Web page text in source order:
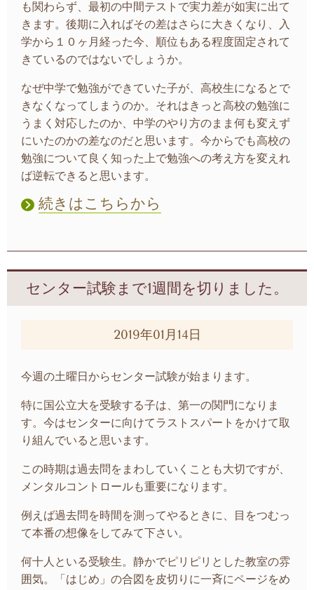
も関わらず、最初の中間テストで実力差が如実に出て
きます。後期に入ればその差はさらに大きくなり、入
学から１０ヶ月経った今、順位もある程度固定されて
きているのではないでしょうか。
なぜ中学で勉強ができていた子が、高校生になるとで
きなくなってしまうのか。それはきっと高校の勉強に
うまく対応したのか、中学のやり方のまま何も変えず
にいたのかの差なのだと思います。今からでも高校の
勉強について良く知った上で勉強への考え方を変えれ
ば逆転できると思います。
続きはこちらから
センター試験まで1週間を切りました。
2019年01月14日
今週の土曜日からセンター試験が始まります。
特に国公立大を受験する子は、第一の関門になりま
す。今はセンターに向けてラストスパートをかけて取
り組んでいると思います。
この時期は過去問をまわしていくことも大切ですが、
メンタルコントロールも重要になります。
例えば過去問を時間を測ってやるときに、目をつむっ
て本番の想像をしてみて下さい。
何十人といる受験生。静かでピリピリとした教室の雰
囲気。「はじめ」の合図を皮切りに一斉にページをめ